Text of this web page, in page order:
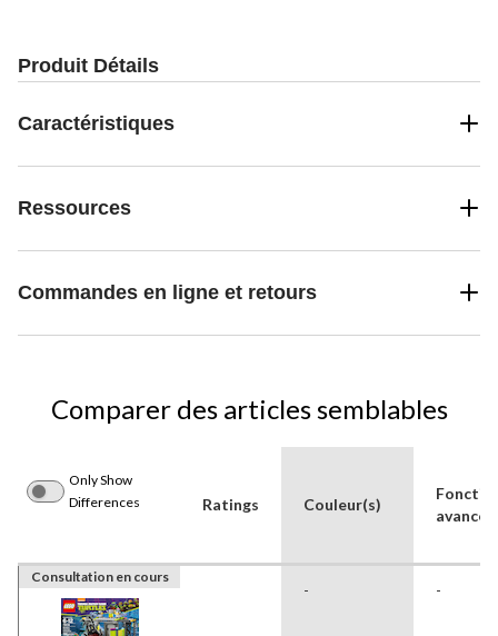
Produit Détails
Caractéristiques
Ressources
Commandes en ligne et retours
Comparer des articles semblables
Only Show
Differences
Ratings Couleur(s)
Consultation en cours
- -